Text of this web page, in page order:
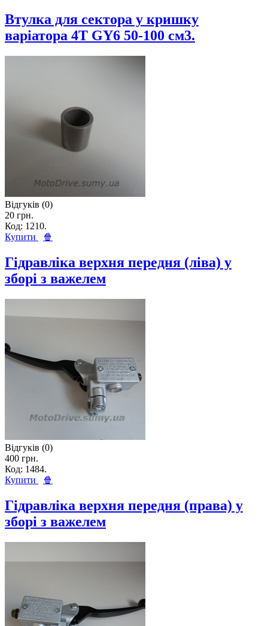
Втулка для сектора у кришку
варіатора 4T GY6 50-100 см3.
Відгуків (0)
20 грн.
Код: 1210.
Купити
🍿
Гідравліка верхня передня (ліва) у
зборі з важелем
Відгуків (0)
400 грн.
Код: 1484.
Купити
🍿
Гідравліка верхня передня (права) у
зборі з важелем